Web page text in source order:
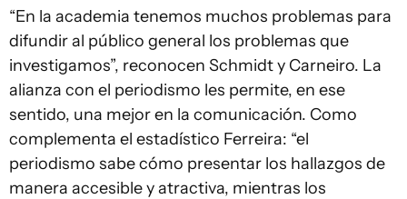
“En la academia tenemos muchos problemas para
difundir al público general los problemas que
investigamos”, reconocen Schmidt y Carneiro. La
alianza con el periodismo les permite, en ese
sentido, una mejor en la comunicación. Como
complementa el estadístico Ferreira: “el
periodismo sabe cómo presentar los hallazgos de
manera accesible y atractiva, mientras los